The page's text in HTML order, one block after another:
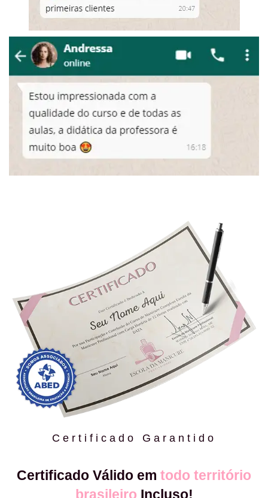
Certificado Garantido
Certificado Válido em todo território
brasileiro Incluso!